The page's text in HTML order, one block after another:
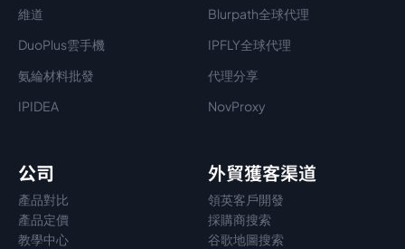
維道
Blurpath全球代理
DuoPlus雲手機
IPFLY全球代理
氨綸材料批發
代理分享
IPIDEA
NovProxy
公司
產品對比
產品定價
教學中心
外貿獲客渠道
領英客戶開發
採購商搜索
谷歌地圖搜索